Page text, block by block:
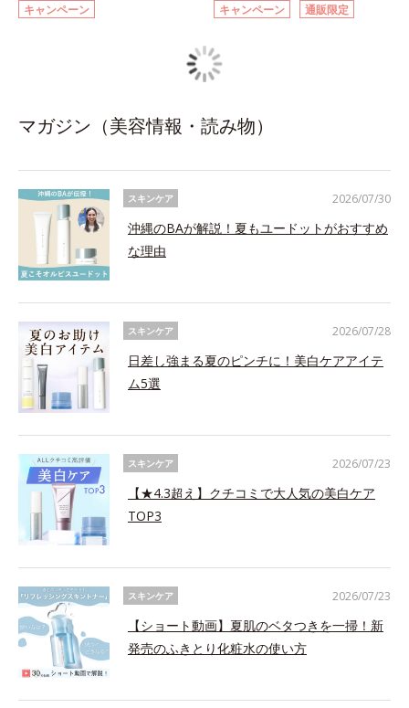
キャンペーン キャンペーン 通販限定
マガジン（美容情報・読み物）
スキンケア
沖縄のBAが解説！夏もユードットがおすすめ
な理由
2026/07/30
スキンケア
日差し強まる夏のピンチに！美白ケアアイテ
ム5選
2026/07/28
スキンケア
【★4.3超え】クチコミで大人気の美白ケア
TOP3
2026/07/23
スキンケア
【ショート動画】夏肌のベタつきを一掃！新
発売のふきとり化粧水の使い方
2026/07/23